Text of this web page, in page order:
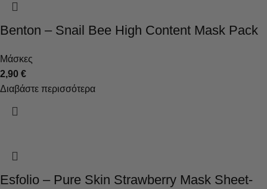
Benton – Snail Bee High Content Mask Pack
Μάσκες
2,90 €
Διαβάστε περισσότερα
Esfolio – Pure Skin Strawberry Mask Sheet-